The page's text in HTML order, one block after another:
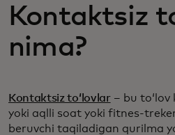
Kontaktsiz
nima?
Kontaktsiz toʻlovlar– bu toʻlov
yoki aqlli soat yoki fitnes-
beruvchi taqiladigan qurilma